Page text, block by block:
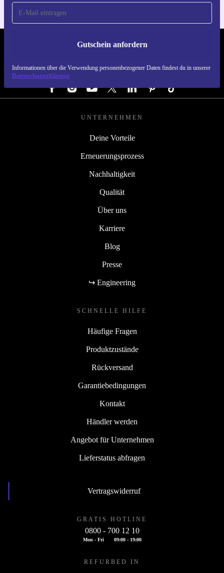
Gutschein anfordern
Informationen über die Verwendung personenbezogener Daten findest du in unserer
Datenschutzerklärung
REFURBED ÖSTERREICH - RETHINK NEW.
FOLGE UNS
UNTERNEHMEN
Deine Vorteile
Erneuerungsprozess
Nachhaltigkeit
Qualität
Über uns
Karriere
Blog
Presse
↪ Engineering
SCHNELLE HILFE
Häufige Fragen
Produktzustände
Rückversand
Garantiebedingungen
Kontakt
Händler werden
Angebot für Unternehmen
Lieferstatus abfragen
Vertragswiderruf
GRATIS HOTLINE
0800 - 700 12 10
Mon - Fri 09:00 - 19:00
REFURBED IN